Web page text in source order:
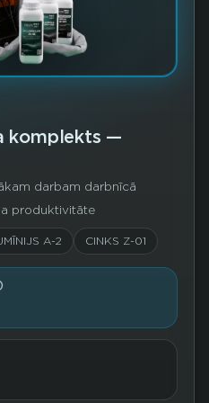
komplekts —
darbam darbnīcā
produktivitāte
A-2 CINKS Z-01